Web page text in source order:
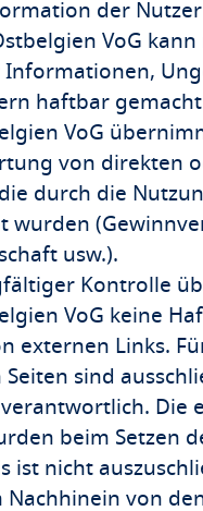
der
VoG
haftbar
VoG
von direkten
durch die
wurden
usw.).
Kontrolle
VoG keine
externen Links.
sind
Die
beim Setzen
ist nicht
Nachhinein von